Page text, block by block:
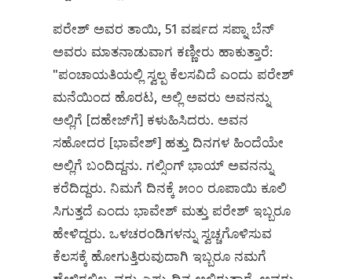
ಪರೇಶ್ ಅವರ ತಾಯಿ, 51 ವರ್ಷದ ಸಪ್ನಾ ಬೆನ್
ಅವರು ಮಾತನಾಡುವಾಗ ಕಣ್ಣೀರು ಹಾಕುತ್ತಾರೆ:
"ಪಂಚಾಯತಿಯಲ್ಲಿ ಸ್ವಲ್ಪ ಕೆಲಸವಿದೆ ಎಂದು ಪರೇಶ್
ಮನೆಯಿಂದ ಹೊರಟ, ಅಲ್ಲಿ ಅವರು ಅವನನ್ನು
ಅಲ್ಲಿಗೆ [ದಹೇಜ್‌ಗೆ] ಕಳುಹಿಸಿದರು. ಅವನ
ಸಹೋದರ [ಭಾವೇಶ್] ಹತ್ತು ದಿನಗಳ ಹಿಂದೆಯೇ
ಅಲ್ಲಿಗೆ ಬಂದಿದ್ದನು. ಗಲ್ಸಿಂಗ್ ಭಾಯ್ ಅವನನ್ನು
ಕರೆದಿದ್ದರು. ನಿಮಗೆ ದಿನಕ್ಕೆ ೫೦೦ ರೂಪಾಯಿ ಕೂಲಿ
ಸಿಗುತ್ತದೆ ಎಂದು ಭಾವೇಶ್ ಮತ್ತು ಪರೇಶ್ ಇಬ್ಬರೂ
ಹೇಳಿದ್ದರು. ಒಳಚರಂಡಿಗಳನ್ನು ಸ್ವಚ್ಚಗೊಳಿಸುವ
ಕೆಲಸಕ್ಕೆ ಹೋಗುತ್ತಿರುವುದಾಗಿ ಇಬ್ಬರೂ ನಮಗೆ